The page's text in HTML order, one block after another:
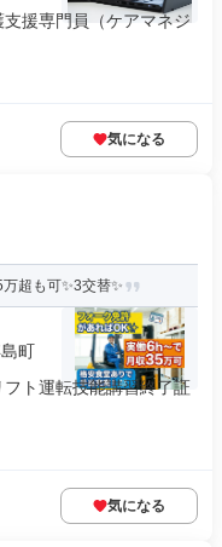
援専門員（ケアマネジ
気になる
超も可✨3交替✨
町
ト運転技能講習終了証
気になる